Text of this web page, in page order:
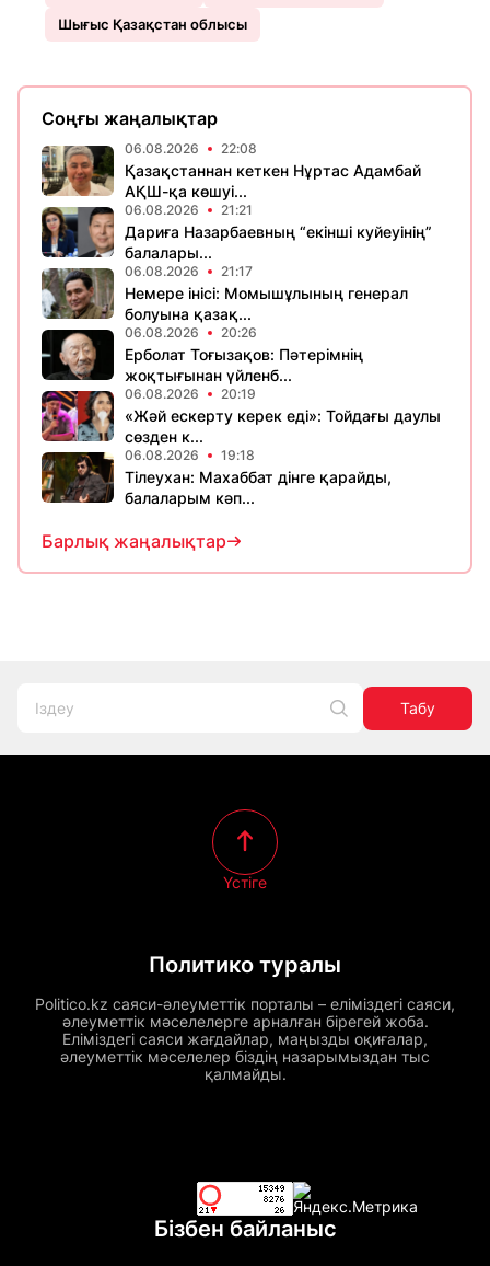
Шығыс Қазақстан облысы
Соңғы жаңалықтар
06.08.2026 22:08
Қазақстаннан кеткен Нұртас Адамбай
АҚШ-қа көшуі...
06.08.2026 21:21
Дариға Назарбаевның “екінші куйеуінің”
балалары...
06.08.2026 21:17
Немере інісі: Момышұлының генерал
болуына қазақ...
06.08.2026 20:26
Ерболат Тоғызақов: Пәтерімнің
жоқтығынан үйленб...
06.08.2026 20:19
«Жәй ескерту керек еді»: Тойдағы даулы
сөзден к...
06.08.2026 19:18
Тілеухан: Махаббат дінге қарайды,
балаларым кәп...
Барлық жаңалықтар
Табу
Политико туралы
Politico.kz саяси-әлеуметтік порталы – еліміздегі саяси,
әлеуметтік мәселелерге арналған бірегей жоба.
Еліміздегі саяси жағдайлар, маңызды оқиғалар,
әлеуметтік мәселелер біздің назарымыздан тыс
қалмайды.
Үстіге
Бізбен байланыс